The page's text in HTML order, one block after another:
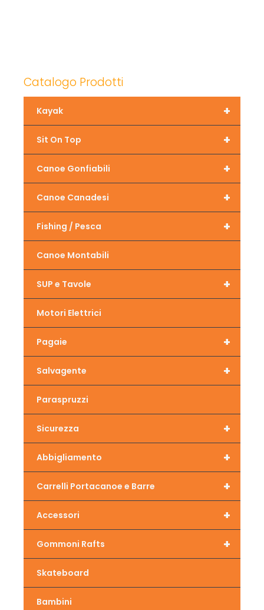
Catalogo Prodotti
+
Kayak
+
Sit On Top
+
Canoe Gonfiabili
+
Canoe Canadesi
+
Fishing / Pesca
Canoe Montabili
+
SUP e Tavole
Motori Elettrici
+
Pagaie
+
Salvagente
Paraspruzzi
+
Sicurezza
+
Abbigliamento
+
Carrelli Portacanoe e Barre
+
Accessori
+
Gommoni Rafts
Skateboard
Bambini